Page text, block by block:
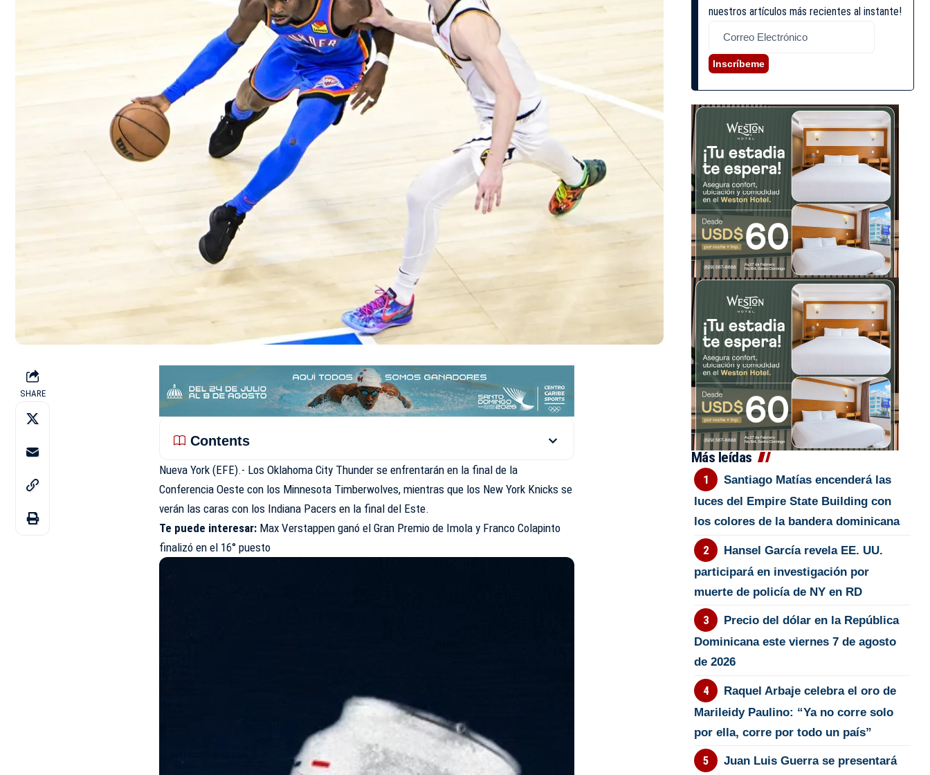
SHARE
Contents
Nueva York (EFE).- Los Oklahoma City Thunder se enfrentarán en la final de la
Conferencia Oeste con los Minnesota Timberwolves, mientras que los New York Knicks se
verán las caras con los Indiana Pacers en la final del Este.
Te puede interesar: Max Verstappen ganó el Gran Premio de Imola y Franco Colapinto
finalizó en el 16° puesto
nuestros artículos más recientes al instante!
Inscríbeme
Más leídas
Santiago Matías encenderá las
luces del Empire State Building con
los colores de la bandera dominicana
Hansel García revela EE. UU.
participará en investigación por
muerte de policía de NY en RD
Precio del dólar en la República
Dominicana este viernes 7 de agosto
de 2026
Raquel Arbaje celebra el oro de
Marileidy Paulino: “Ya no corre solo
por ella, corre por todo un país”
Juan Luis Guerra se presentará